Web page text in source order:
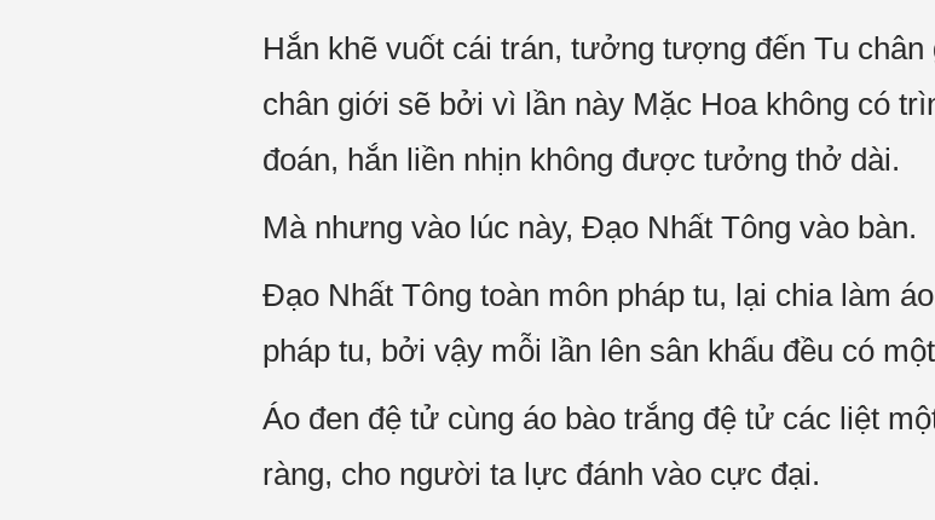
Hắn khẽ vuốt cái trán, tưởng tượng đến Tu
chân giới sẽ bởi vì lần này Mặc Hoa không có
đoán, hắn liền nhịn không được tưởng thở dài.
Mà nhưng vào lúc này, Đạo Nhất Tông vào bàn.
Đạo Nhất Tông toàn môn pháp tu, lại chia làm
pháp tu, bởi vậy mỗi lần lên sân khấu đều có
Áo đen đệ tử cùng áo bào trắng đệ tử các liệt
ràng, cho người ta lực đánh vào cực đại.